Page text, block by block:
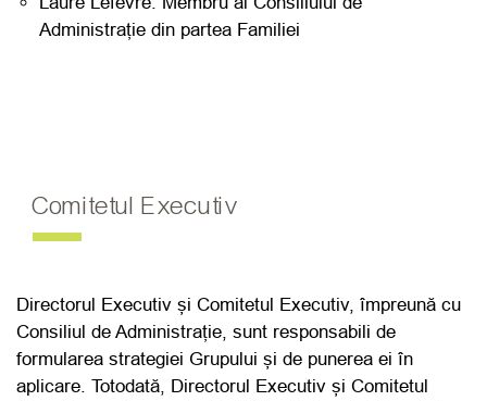
Administrație din partea Familiei
Comitetul Executiv
Directorul Executiv și Comitetul Executiv, împreună cu
Consiliul de Administrație, sunt responsabili de
formularea strategiei Grupului și de punerea ei în
aplicare. Totodată, Directorul Executiv și Comitetul